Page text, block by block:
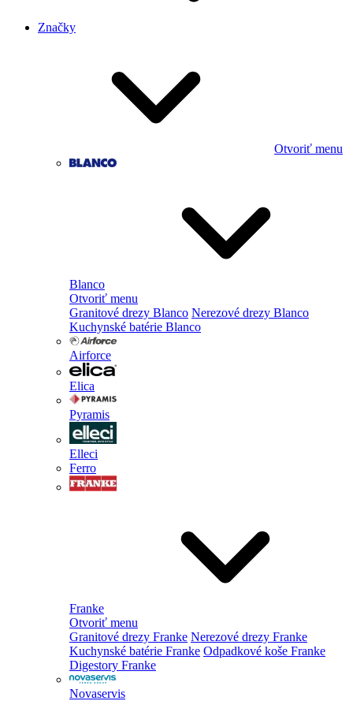
Značky
Otvoriť menu
Blanco
Otvoriť menu
Granitové drezy Blanco Nerezové drezy Blanco
Kuchynské batérie Blanco
Airforce
Elica
Pyramis
Elleci
Ferro
Franke
Otvoriť menu
Granitové drezy Franke Nerezové drezy Franke
Kuchynské batérie Franke Odpadkové koše Franke
Digestory Franke
Novaservis